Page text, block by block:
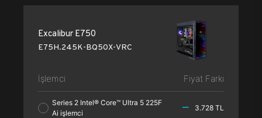
Excalibur E750
E75H.245K-BQ50X-VRC
İşlemci Fiyat Farkı
Series 2 Intel® Core™ Ultra 5 225F
Ai işlemci
3.728 TL